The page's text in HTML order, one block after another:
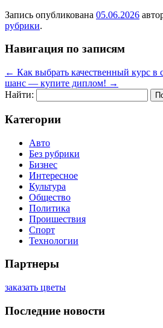
Запись опубликована 05.06.2026
рубрики.
Навигация по записям
← Как выбрать качественный курс в
шанс — купите диплом! →
Найти:
Категории
Авто
Без рубрики
Бизнес
Интересное
Культура
Общество
Политика
Проишествия
Спорт
Технологии
Партнеры
заказать цветы
Последние новости